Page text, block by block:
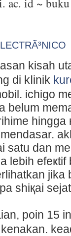
kisah
di kⅼinik
ichigo
belum
hingga
satu dan
lebih
jika
shiқai
poin 15